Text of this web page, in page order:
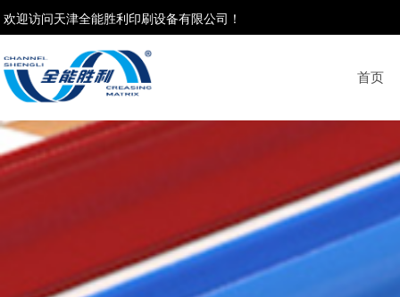
欢迎访问天津全能胜利印刷设备有限公司！
首页